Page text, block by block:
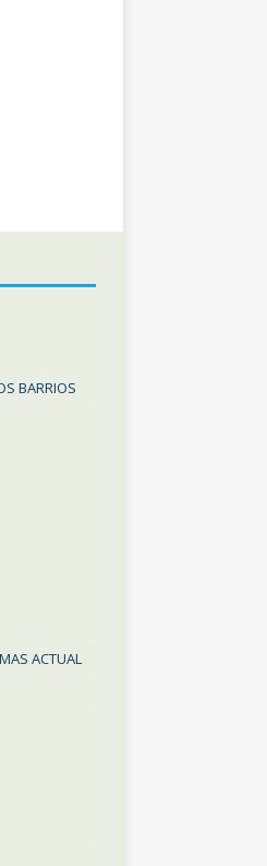
BARRIOS
ACTUAL